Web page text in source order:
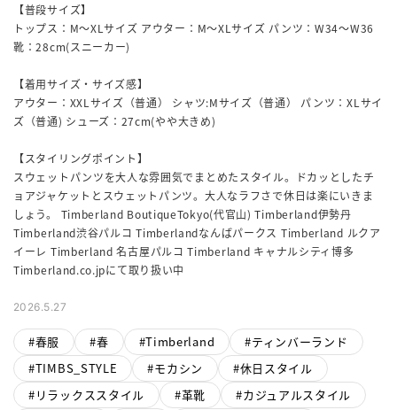
【普段サイズ】
トップス：M〜XLサイズ アウター：M〜XLサイズ パンツ：W34～W36
靴：28cm(スニーカー)
【着用サイズ・サイズ感】
アウター：XXLサイズ（普通） シャツ:Mサイズ（普通） パンツ：XLサイ
ズ（普通) シューズ：27cm(やや大きめ)
【スタイリングポイント】
スウェットパンツを大人な雰囲気でまとめたスタイル。ドカッとしたチ
ョアジャケットとスウェットパンツ。大人なラフさで休日は楽にいきま
しょう。 Timberland BoutiqueTokyo(代官山) Timberland伊勢丹
Timberland渋谷パルコ Timberlandなんばパークス Timberland ルクア
イーレ Timberland 名古屋パルコ Timberland キャナルシティ博多
2026.5.27
春服 春 Timberland
ティンバーランド
TIMBS_STYLE
モカシン
休日スタイル
リラックススタイル
革靴
カジュアルスタイル